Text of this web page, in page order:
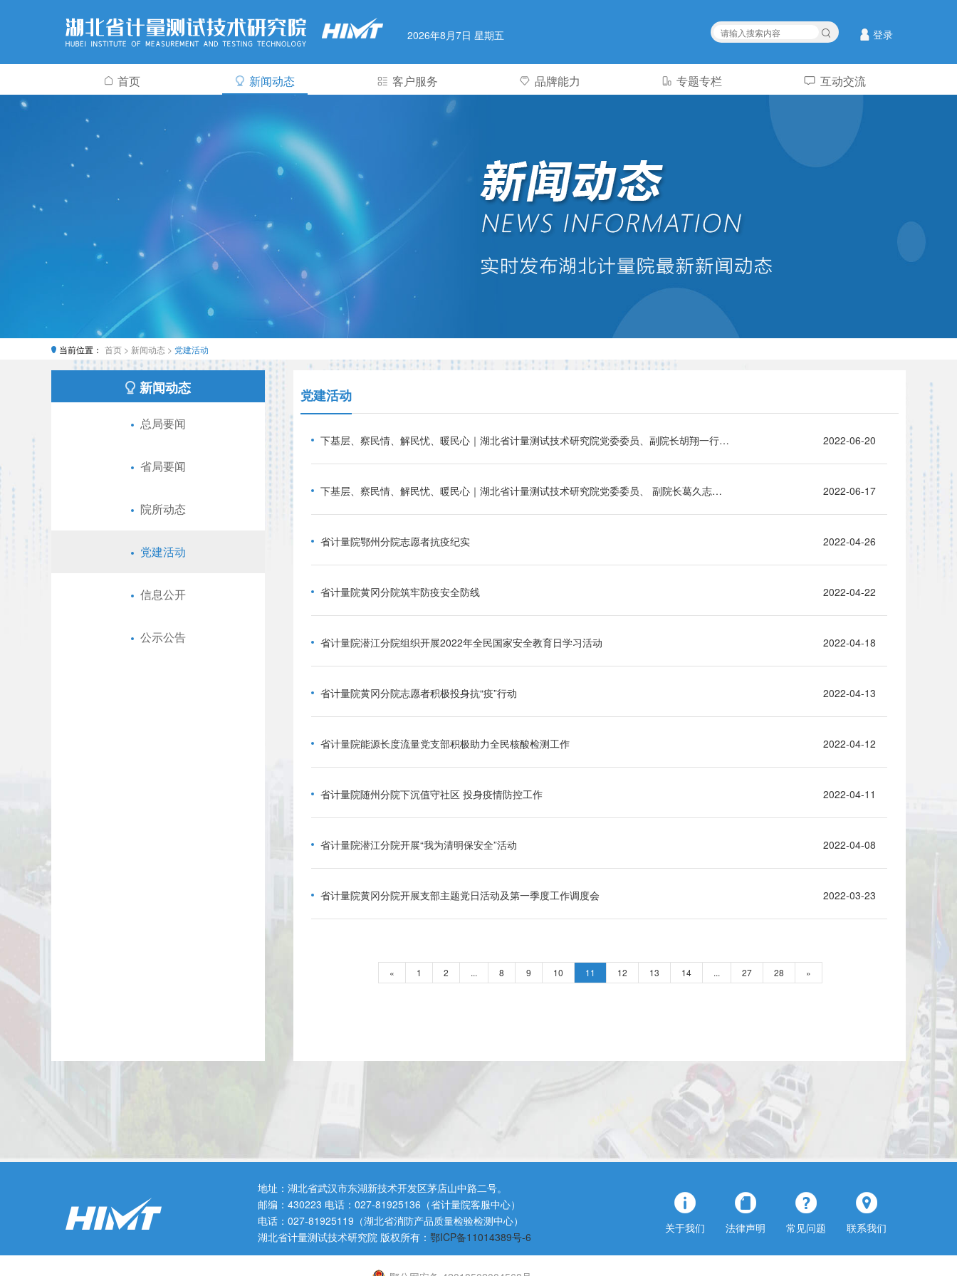
2026年8月7日 星期五 登录
首页 新闻动态 客户服务 品牌能力 专题专栏 互动交流
当前位置： 首页 > 新闻动态 > 党建活动
新闻动态
总局要闻
省局要闻
院所动态
党建活动
信息公开
公示公告
党建活动
下基层、察民情、解民忧、暖民心｜湖北省计量测试技术研究院党委委员、副院长胡翔一行赴 武汉理工大学开展调研交流活动 2022-06-20
下基层、察民情、解民忧、暖民心｜湖北省计量测试技术研究院党委委员、 副院长葛久志一行赴潜江分院调研考察 2022-06-17
省计量院鄂州分院志愿者抗疫纪实 2022-04-26
省计量院黄冈分院筑牢防疫安全防线 2022-04-22
省计量院潜江分院组织开展2022年全民国家安全教育日学习活动 2022-04-18
省计量院黄冈分院志愿者积极投身抗“疫”行动 2022-04-13
省计量院能源长度流量党支部积极助力全民核酸检测工作 2022-04-12
省计量院随州分院下沉值守社区 投身疫情防控工作 2022-04-11
省计量院潜江分院开展“我为清明保安全”活动 2022-04-08
省计量院黄冈分院开展支部主题党日活动及第一季度工作调度会 2022-03-23
« 1 2 ... 8 9 10 11 12 13 14 ... 27 28 »
地址：湖北省武汉市东湖新技术开发区茅店山中路二号。
邮编：430223 电话：027-81925136（省计量院客服中心）
电话：027-81925119（湖北省消防产品质量检验检测中心）
湖北省计量测试技术研究院 版权所有： 鄂ICP备11014389号-6
关于我们 法律声明 常见问题 联系我们